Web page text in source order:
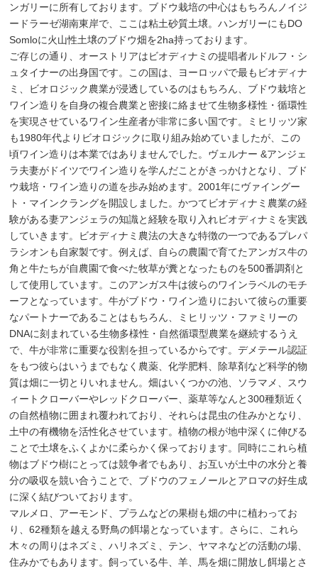
ンガリーに所有しております。ブドウ栽培の中心はもちろんノイジ
ードラーゼ湖南東岸で、ここは粘土砂質土壌。ハンガリーにもDO
Somloに火山性土壌のブドウ畑を2ha持っております。
ご存じの通り、オーストリアはビオディナミの提唱者ルドルフ・シ
ュタイナーの出身国です。この国は、ヨーロッパで最もビオディナ
ミ、ビオロジック農業が浸透しているのはもちろん、ブドウ栽培と
ワイン造りを自身の複合農業と密接に絡ませて生物多様性・循環性
を実現させているワイン生産者が非常に多い国です。ミヒリッツ家
も1980年代よりビオロジックに取り組み始めていましたが、この
頃ワイン造りは本業ではありませんでした。ヴェルナー &アンジェ
ラ夫妻がドイツでワイン造りを学んだことがきっかけとなり、ブド
ウ栽培・ワイン造りの道を歩み始めます。2001年にヴァイングー
ト・マインクラングを開設しました。かつてビオディナミ農業の経
験がある妻アンジェラの知識と経験を取り入れビオディナミを実践
していきます。ビオディナミ農法の大きな特徴の一つであるプレパ
ラシオンも自家製です。例えば、自らの農園で育てたアンガス牛の
角と牛たちが自農園で食べた牧草が糞となったものを500番調剤と
して使用しています。このアンガス牛は彼らのワインラベルのモチ
ーフとなっています。牛がブドウ・ワイン造りにおいて彼らの重要
なパートナーであることはもちろん、ミヒリッツ・ファミリーの
DNAに刻まれている生物多様性・自然循環型農業を継続するうえ
で、牛が非常に重要な役割を担っているからです。デメテール認証
をもつ彼らはいうまでもなく農薬、化学肥料、除草剤など科学的物
質は畑に一切とりいれません。畑はいくつかの池、ソラマメ、スウ
ィートクローバーやレッドクローバー、薬草等なんと300種類近く
の自然植物に囲まれ覆われており、それらは昆虫の住みかとなり、
土中の有機物を活性化させています。植物の根が地中深くに伸びる
ことで土壌をふくよかに柔らかく保っております。同時にこれら植
物はブドウ樹にとっては競争者でもあり、お互いが土中の水分と養
分の吸収を競い合うことで、ブドウのフェノールとアロマの好生成
に深く結びついております。
マルメロ、アーモンド、プラムなどの果樹も畑の中に植わってお
り、62種類を越える野鳥の餌場となっています。さらに、これら
木々の周りはネズミ、ハリネズミ、テン、ヤマネなどの活動の場、
住みかでもあります。飼っている牛、羊、馬を畑に開放し餌場とさ